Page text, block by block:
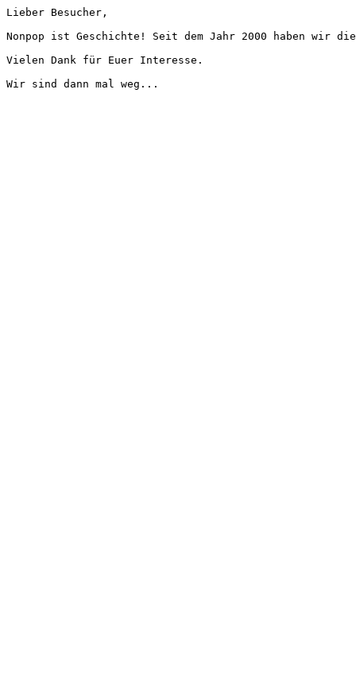
Lieber Besucher,
Nonpop ist Geschichte! Seit dem Jahr 2000 haben wir
Vielen Dank für Euer Interesse.
Wir sind dann mal weg...